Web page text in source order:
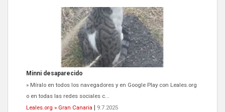
Siami Perdida
Se llama Siami,es hembra de 4 años,esterilizada con marca de
oreja,cariñosa,mimosa pero miedosa,e...
Leales.org » Gran Canaria
9.7.2025